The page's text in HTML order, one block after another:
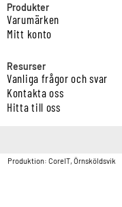
Produkter
Varumärken
Mitt konto
Resurser
Vanliga frågor och svar
Kontakta oss
Hitta till oss
Produktion: CoreIT, Örnsköldsvik